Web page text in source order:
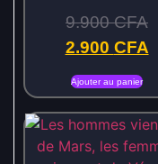
9.900CFA
2.900 CFA
Ajouter au panier